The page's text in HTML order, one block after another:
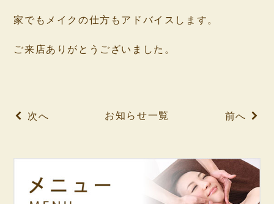
家でもメイクの仕方もアドバイスします。
ご来店ありがとうございました。
次へ お知らせ一覧 前へ